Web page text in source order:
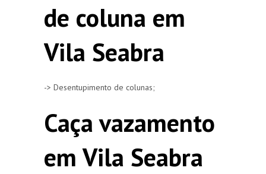
de coluna em
Vila Seabra
-> Desentupimento de colunas;
Caça vazamento
em Vila Seabra